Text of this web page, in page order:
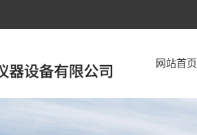
网站首页